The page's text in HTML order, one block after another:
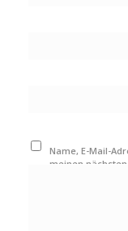
Name, E-Mail-
meinen